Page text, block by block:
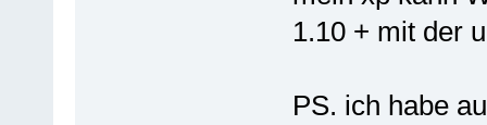
1.10 + mit der
PS. ich habe